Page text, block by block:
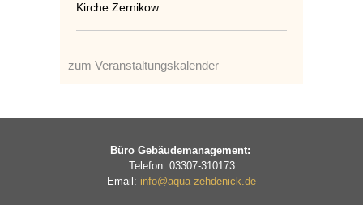
Kirche Zernikow
zum Veranstaltungskalender
Büro Gebäudemanagement:
Telefon: 03307-310173
Email: info@aqua-zehdenick.de